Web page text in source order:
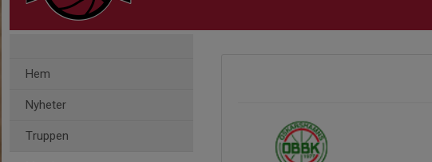
Hem
Nyheter
Truppen